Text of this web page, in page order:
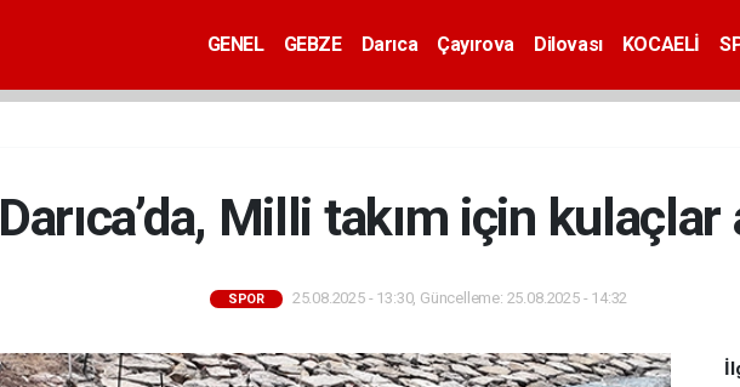
GENEL GEBZE Darıca Çayırova Dilovası KOCAELİ
Darıca’da, Milli takım için kulaçlar
SPOR 25.08.2025 - 13:30, Güncelleme: 25.08.2025 - 14:32